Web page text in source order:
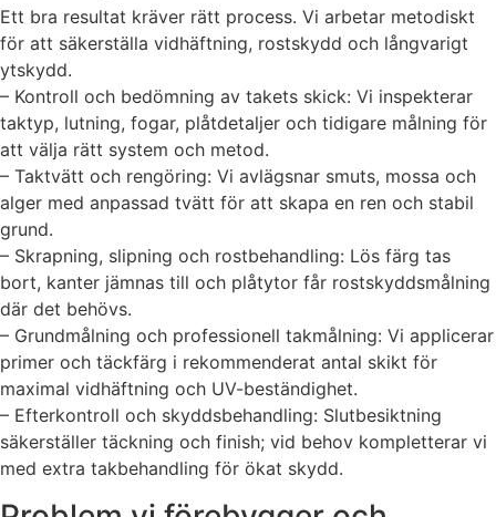
Ett bra resultat kräver rätt process. Vi arbetar metodiskt
för att säkerställa vidhäftning, rostskydd och långvarigt
ytskydd.
– Kontroll och bedömning av takets skick: Vi inspekterar
taktyp, lutning, fogar, plåtdetaljer och tidigare målning för
att välja rätt system och metod.
– Taktvätt och rengöring: Vi avlägsnar smuts, mossa och
alger med anpassad tvätt för att skapa en ren och stabil
grund.
– Skrapning, slipning och rostbehandling: Lös färg tas
bort, kanter jämnas till och plåtytor får rostskyddsmålning
där det behövs.
– Grundmålning och professionell takmålning: Vi applicerar
primer och täckfärg i rekommenderat antal skikt för
maximal vidhäftning och UV-beständighet.
– Efterkontroll och skyddsbehandling: Slutbesiktning
säkerställer täckning och finish; vid behov kompletterar vi
med extra takbehandling för ökat skydd.